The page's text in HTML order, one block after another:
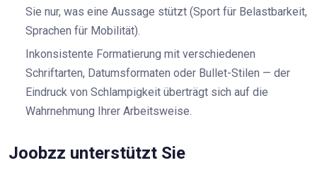
Sie nur, was eine Aussage stützt (Sport für Belastbarkeit,
Sprachen für Mobilität).
Inkonsistente Formatierung mit verschiedenen
Schriftarten, Datumsformaten oder Bullet-Stilen — der
Eindruck von Schlampigkeit überträgt sich auf die
Wahrnehmung Ihrer Arbeitsweise.
Joobzz unterstützt Sie